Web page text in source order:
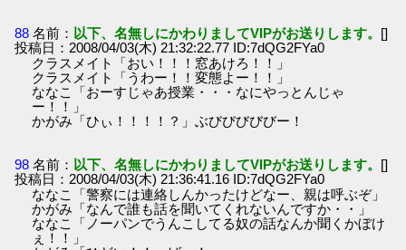
88 名前： 以下、名無しにかわりましてVIPがお送りします。 []
投稿日：2008/04/03(木) 21:32:22.77 ID:7dQG2FYa0
クラスメイト「おい！！！窓あけろ！！」
クラスメイト「うわー！！変態よー！！」
ななこ「おーすじゃあ授業・・・なにやっとんじゃ
ー！！」
かがみ「ひぃ！！！！？」ぶびびびびびー！
98 名前： 以下、名無しにかわりましてVIPがお送りします。 []
投稿日：2008/04/03(木) 21:36:41.16 ID:7dQG2FYa0
ななこ「警察には連絡しんかったけどなー、親は呼ぶぞ」
かがみ「なんで誰も話を聞いてくれないんですか・・」
ななこ「ノーパンでうんこしてる奴の話なんか聞くかぼけ
ぇ！！」